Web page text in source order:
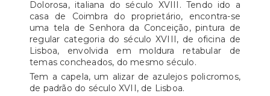
Dolorosa, italiana do século XVIII. Tendo ido a
casa de Coimbra do proprietário, encontra-se
uma tela de Senhora da Conceição, pintura de
regular categoria do século XVIII, de oficina de
Lisboa, envolvida em moldura retabular de
temas concheados, do mesmo século.
Tem a capela, um alizar de azulejos policromos,
de padrão do século XVII, de Lisboa.